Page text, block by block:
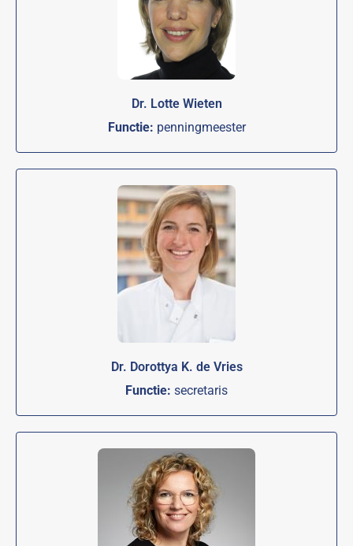
Dr. Lotte Wieten
Functie: penningmeester
Dr. Dorottya K. de Vries
Functie: secretaris